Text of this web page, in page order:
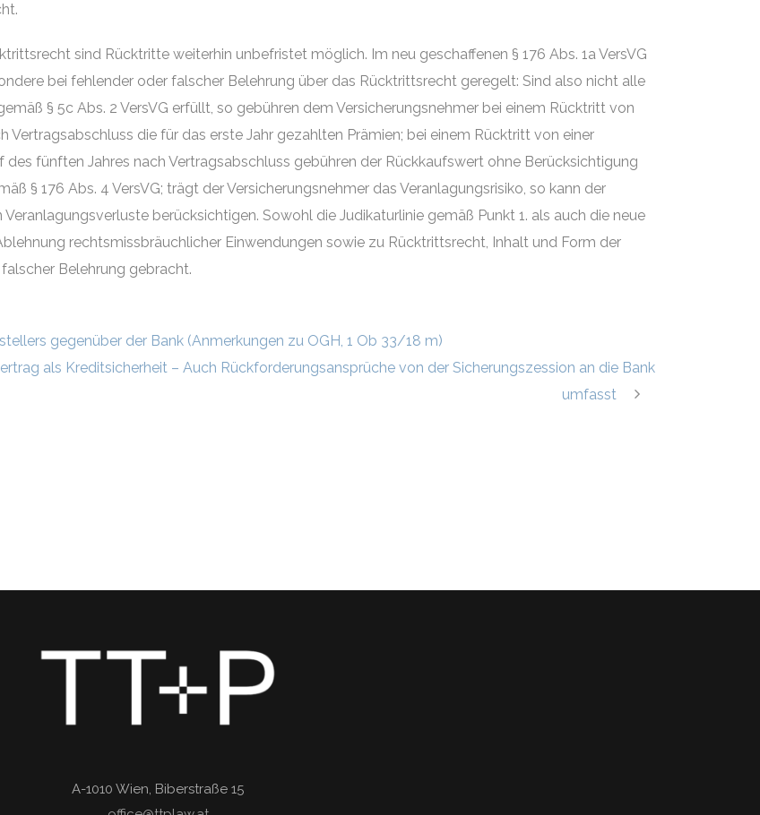
sind Rücktritte weiterhin unbefristet möglich. Im neu geschaffenen § 176 Abs. 1a VersVG
bei fehlender oder falscher Belehrung über das Rücktrittsrecht geregelt: Sind also nicht alle
§ 5c Abs. 2 VersVG erfüllt, so gebühren dem Versicherungsnehmer bei einem Rücktritt von
Vertragsabschluss die für das erste Jahr gezahlten Prämien; bei einem Rücktritt von einer
fünften Jahres nach Vertragsabschluss gebühren der Rückkaufswert ohne Berücksichtigung
§ 176 Abs. 4 VersVG; trägt der Versicherungsnehmer das Veranlagungsrisiko, so kann der
berücksichtigen. Sowohl die Judikaturlinie gemäß Punkt 1. als auch die neue
rechtsmissbräuchlicher Einwendungen sowie zu Rücktrittsrecht, Inhalt und Form der
Belehrung gebracht.
gegenüber der Bank (Anmerkungen zu OGH, 1 Ob 33/18 m)
als Kreditsicherheit – Auch Rückforderungsansprüche von der Sicherungszession an die Bank
umfasst
A-1010 Wien, Biberstraße 15